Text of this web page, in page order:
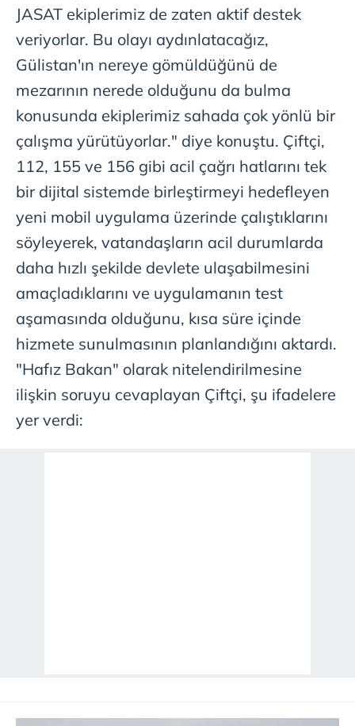
JASAT ekiplerimiz de zaten aktif destek
veriyorlar. Bu olayı aydınlatacağız,
Gülistan'ın nereye gömüldüğünü de
mezarının nerede olduğunu da bulma
konusunda ekiplerimiz sahada çok yönlü bir
çalışma yürütüyorlar." diye konuştu. Çiftçi,
112, 155 ve 156 gibi acil çağrı hatlarını tek
bir dijital sistemde birleştirmeyi hedefleyen
yeni mobil uygulama üzerinde çalıştıklarını
söyleyerek, vatandaşların acil durumlarda
daha hızlı şekilde devlete ulaşabilmesini
amaçladıklarını ve uygulamanın test
aşamasında olduğunu, kısa süre içinde
hizmete sunulmasının planlandığını aktardı.
"Hafız Bakan" olarak nitelendirilmesine
ilişkin soruyu cevaplayan Çiftçi, şu ifadelere
yer verdi: